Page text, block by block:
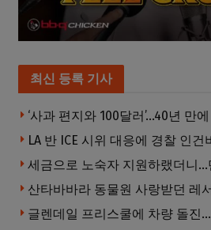
최신 등록 기사
글렌데일 프리스쿨에 차량 돌진